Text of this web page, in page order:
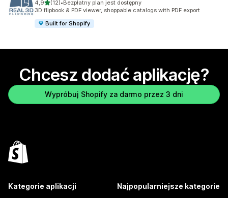
4,9na 5 gwiazdek
(12)
Łączna liczba recenzji: 12
•Bezpłatny plan jest dostępny
3D flipbook & PDF viewer, shoppable catalogs with PDF export
Built for Shopify
Chcesz dodać aplikację?
Wypróbuj Shopify za darmo przez 3 dni
Kategorie aplikacji Najpopularniejsze kategorie